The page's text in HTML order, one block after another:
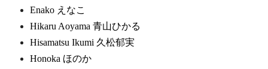
Enako えなこ
Hikaru Aoyama 青山ひかる
Hisamatsu Ikumi 久松郁実
Honoka ほのか